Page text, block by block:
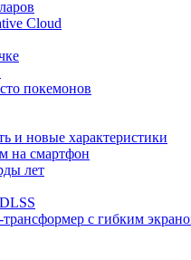
Cloud
покемонов
и новые характеристики
на смартфон
лет
с гибким